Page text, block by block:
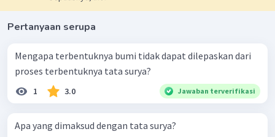
Pertanyaan serupa
Mengapa terbentuknya bumi tidak dapat dilepaskan dari
proses terbentuknya tata surya?
1 3.0 Jawaban terverifikasi
Apa yang dimaksud dengan tata surya?